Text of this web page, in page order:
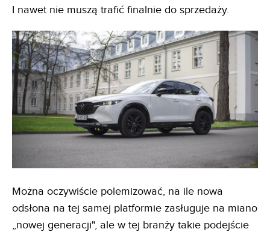
I nawet nie muszą trafić finalnie do sprzedaży.
Można oczywiście polemizować, na ile nowa
odsłona na tej samej platformie zasługuje na miano
„nowej generacji", ale w tej branży takie podejście